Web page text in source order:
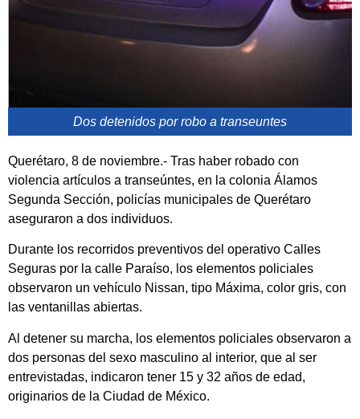
Dos detenidos por robo a transeuntes
Querétaro, 8 de noviembre.- Tras haber robado con
violencia artículos a transeúntes, en la colonia Álamos
Segunda Sección, policías municipales de Querétaro
aseguraron a dos individuos.
Durante los recorridos preventivos del operativo Calles
Seguras por la calle Paraíso, los elementos policiales
observaron un vehículo Nissan, tipo Máxima, color gris, con
las ventanillas abiertas.
Al detener su marcha, los elementos policiales observaron a
dos personas del sexo masculino al interior, que al ser
entrevistadas, indicaron tener 15 y 32 años de edad,
originarios de la Ciudad de México.